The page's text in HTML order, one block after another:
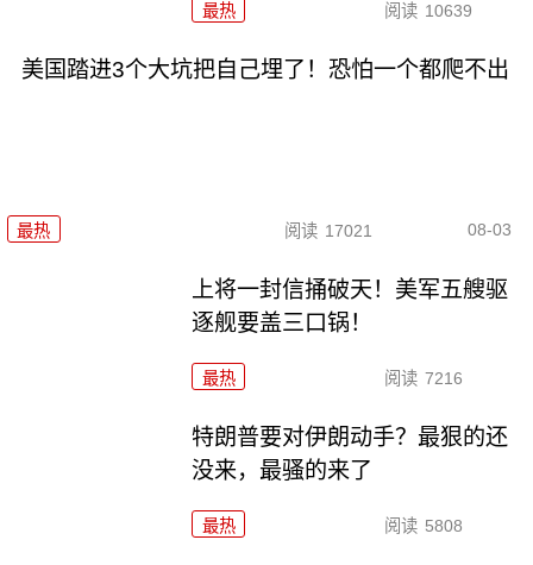
最热 阅读 10639
美国踏进3个大坑把自己埋了！恐怕一个都爬不出
最热 阅读 17021 08-03
上将一封信捅破天！美军五艘驱
逐舰要盖三口锅！
最热 阅读 7216
特朗普要对伊朗动手？最狠的还
没来，最骚的来了
最热 阅读 5808